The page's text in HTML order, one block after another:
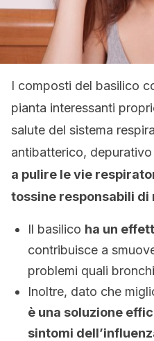
I composti del basilico
pianta interessanti
salute del sistema
antibatterico,
a pulire le vie
tossine responsabili di
Il basilico ha un
contribuisce a
problemi quali
Inoltre, dato che
è una soluzione
sintomi